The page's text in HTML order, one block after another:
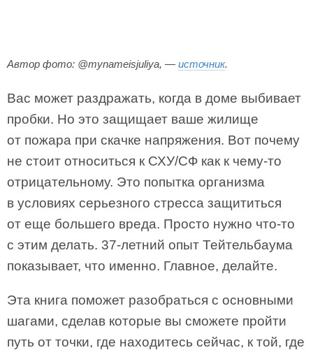
Автор фото: @mynameisjuliya, — источник.
Вас может раздражать, когда в доме выбивает
пробки. Но это защищает ваше жилище
от пожара при скачке напряжения. Вот почему
не стоит относиться к СХУ/СФ как к чему-то
отрицательному. Это попытка организма
в условиях серьезного стресса защититься
от еще большего вреда. Просто нужно что-то
с этим делать. 37-летний опыт Тейтельбаума
показывает, что именно. Главное, делайте.
Эта книга поможет разобраться с основными
шагами, сделав которые вы сможете пройти
путь от точки, где находитесь сейчас, к той, где